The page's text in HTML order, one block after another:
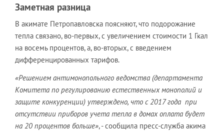
Заметная разница
В акимате Петропавловска поясняют, что подорожание
тепла связано, во-первых, с увеличением стоимости 1 Гкал
на восемь процентов, а, во-вторых, с введением
дифференцированных тарифов.
«Решением антимонопольного ведомства (департамента
Комитета по регулированию естественных монополий и
защите конкуренции) утверждено, что с 2017 года при
отсутствии приборов учета тепла в домах оплата будет
на 20 процентов больше», - сообщила пресс-служба акима